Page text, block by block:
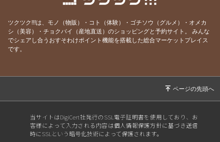
ツクツク!!!は、モノ（物販）・コト（体験）・ゴチソウ（グルメ）・オメカ
シ（美容）・チョクバイ（産地直送）のショッピングと予約サイト。
みんな
でシェアし合うおすそわけポイント機能を搭載した総合マーケットプレイス
です。
当サイトはDigiCert社発行のSSL電子証明書を使用しており、お
客様によって入力される内容は個人情報保護方針に基づき送信
時にSSLという暗号化技術によって保護されます。